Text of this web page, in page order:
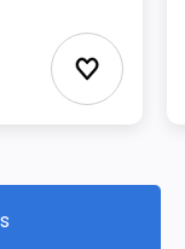
Ajouter
offres